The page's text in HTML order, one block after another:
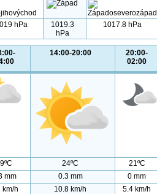
hPa
1019.3
hPa
1017.8 hPa
14:00-20:00
20:00-
02:00
24ºC
21ºC
mm 0.3 mm
0 mm
km/h 10.8 km/h
5.4 km/h